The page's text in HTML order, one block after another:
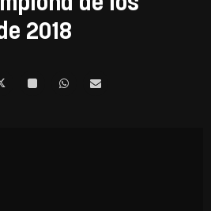
2018